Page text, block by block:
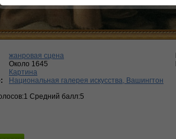
жанровая сцена
Около 1645
Картина
Национальная галерея искусства, Вашингтон
Средний балл:5